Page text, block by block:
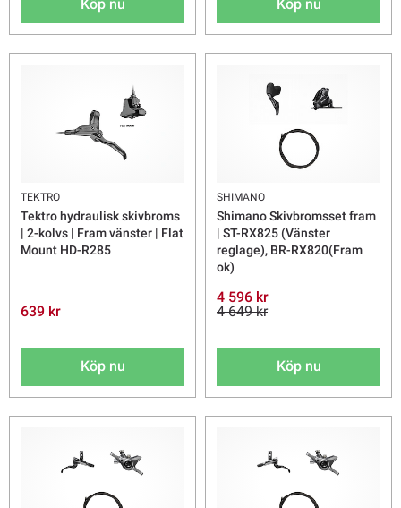
Köp nu Köp nu
TEKTRO
Tektro hydraulisk skivbroms
| 2-kolvs | Fram vänster | Flat
Mount HD-R285
639 kr
Köp nu
SHIMANO
Shimano Skivbromsset fram
| ST-RX825 (Vänster
reglage), BR-RX820(Fram
ok)
4 596 kr
4 649 kr
Köp nu